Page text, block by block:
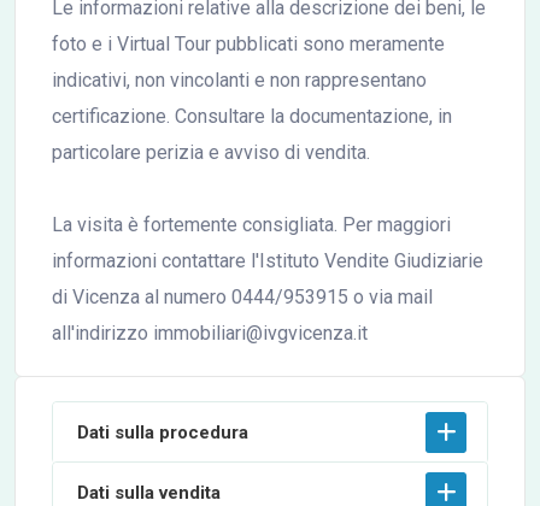
Le informazioni relative alla descrizione dei beni, le
foto e i Virtual Tour pubblicati sono meramente
indicativi, non vincolanti e non rappresentano
certificazione. Consultare la documentazione, in
particolare perizia e avviso di vendita.
La visita è fortemente consigliata. Per maggiori
informazioni contattare l'Istituto Vendite Giudiziarie
di Vicenza al numero 0444/953915 o via mail
all'indirizzo immobiliari@ivgvicenza.it
Dati sulla procedura
Dati sulla vendita